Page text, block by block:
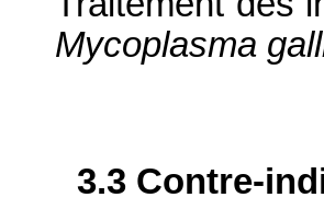
Mycoplasma
3.3 Contre-